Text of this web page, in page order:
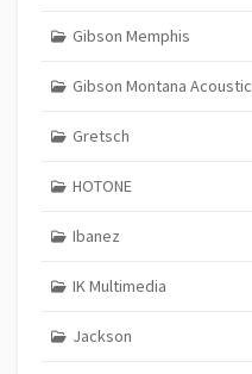
Gibson Memphis
Gibson Montana Acoustic
Gretsch
HOTONE
Ibanez
IK Multimedia
Jackson